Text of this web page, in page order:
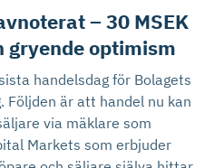
– 30 MSEK
gryende optimism
handelsdag för Bolagets
Följden är att handel nu kan
via mäklare som
Markets som erbjuder